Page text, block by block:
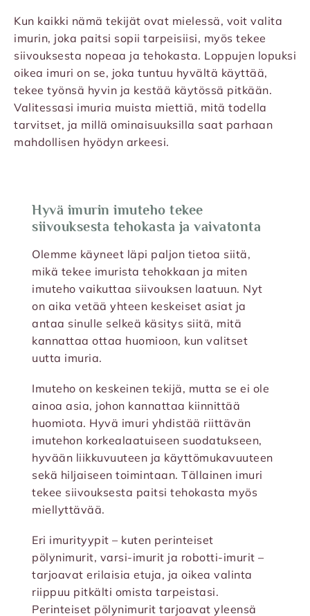
Kun kaikki nämä tekijät ovat mielessä, voit valita
imurin, joka paitsi sopii tarpeisiisi, myös tekee
siivouksesta nopeaa ja tehokasta. Loppujen lopuksi
oikea imuri on se, joka tuntuu hyvältä käyttää,
tekee työnsä hyvin ja kestää käytössä pitkään.
Valitessasi imuria muista miettiä, mitä todella
tarvitset, ja millä ominaisuuksilla saat parhaan
mahdollisen hyödyn arkeesi.
Hyvä imurin imuteho tekee
siivouksesta tehokasta ja vaivatonta
Olemme käyneet läpi paljon tietoa siitä,
mikä tekee imurista tehokkaan ja miten
imuteho vaikuttaa siivouksen laatuun. Nyt
on aika vetää yhteen keskeiset asiat ja
antaa sinulle selkeä käsitys siitä, mitä
kannattaa ottaa huomioon, kun valitset
uutta imuria.
Imuteho on keskeinen tekijä, mutta se ei ole
ainoa asia, johon kannattaa kiinnittää
huomiota. Hyvä imuri yhdistää riittävän
imutehon korkealaatuiseen suodatukseen,
hyvään liikkuvuuteen ja käyttömukavuuteen
sekä hiljaiseen toimintaan. Tällainen imuri
tekee siivouksesta paitsi tehokasta myös
miellyttävää.
Eri imurityypit – kuten perinteiset
pölynimurit, varsi-imurit ja robotti-imurit –
tarjoavat erilaisia etuja, ja oikea valinta
riippuu pitkälti omista tarpeistasi.
Perinteiset pölynimurit tarjoavat yleensä